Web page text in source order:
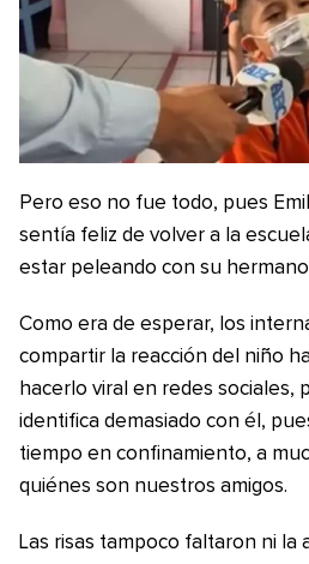
Pero eso no fue todo, pues
sentía feliz de volver a la
estar peleando con su
Como era de esperar, los
compartir la reacción del niño
hacerlo viral en redes sociales,
identifica demasiado con él,
tiempo en confinamiento, a
quiénes son nuestros amigos.
Las risas tampoco faltaron ni la